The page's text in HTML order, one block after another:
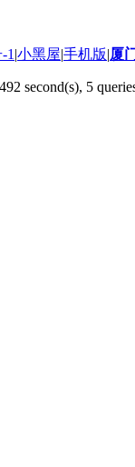
1 |小黑屋|手机版|厦
second(s), 5